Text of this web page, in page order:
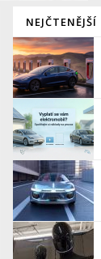
NEJČTENĚJŠÍ